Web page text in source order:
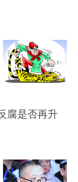
腐是否再升